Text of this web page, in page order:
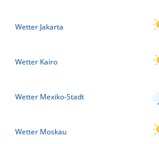
Wetter Jakarta
Wetter Kairo
Wetter Mexiko-Stadt
Wetter Moskau